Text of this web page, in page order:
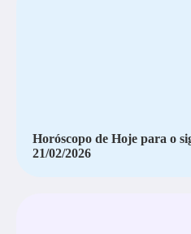
Horóscopo de Hoje para o
21/02/2026